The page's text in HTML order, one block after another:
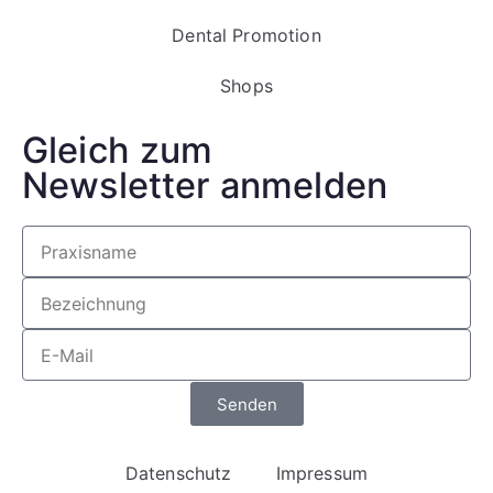
Gleich zum
Newsletter anmelden
Senden
Dental Promotion
Shops
Datenschutz Impressum